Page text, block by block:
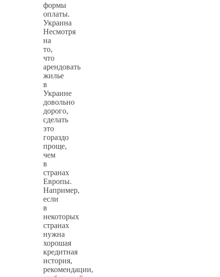
формы
оплаты.
Украина
Несмотря
на
то,
что
арендовать
жилье
в
Украине
довольно
дорого,
сделать
это
гораздо
проще,
чем
в
странах
Европы.
Например,
если
в
некоторых
странах
нужна
хорошая
кредитная
история,
рекомендации,